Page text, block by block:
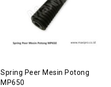
Spring Peer Mesin Potong
MP650